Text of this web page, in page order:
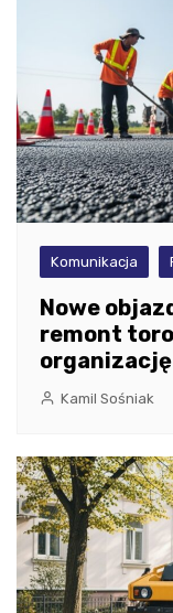
Komunikacja
Nowe
remont
Kamil Sośniak